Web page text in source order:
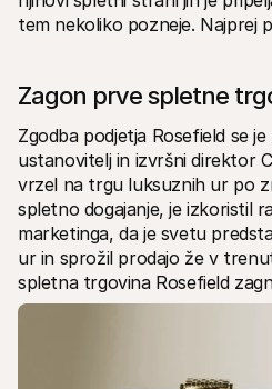
tem nekoliko pozneje. Najprej
Zagon prve spletne
Zgodba podjetja Rosefield se
ustanovitelj in izvršni direktor
vrzel na trgu luksuznih ur po
spletno dogajanje, je izkoristil
marketinga, da je svetu
ur in sprožil prodajo že v
spletna trgovina Rosefield